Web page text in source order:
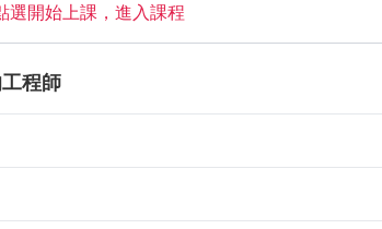
選開始上課，進入課程
程師